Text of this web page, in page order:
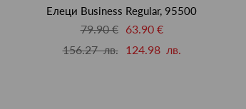
Елеци Business Regular, 95500
79.90 €
63.90 €
156.27 лв.
124.98 лв.